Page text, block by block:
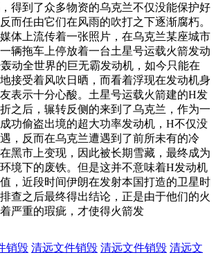
得到了众多物资的乌克兰不仅没能保护好
而任由它们在风雨的吹打之下逐渐腐朽。
体上流传着一张照片，在乌克兰某座城市
辆拖车上停放着一台土星号运载火箭发动
动全世界的巨无霸发动机，如今只能在
接受着风吹日晒，而看着浮现在发动机身
友表示十分心酸。土星号运载火箭建的H发
之后，辗转反侧的来到了乌克兰，作为一
功偷盗出境的超大功率发动机，H不仅没
，反而在乌克兰遭遇到了前所未有的冷
黑市上变现，因此被长期雪藏，最终成为
境下的废铁。但是这并不意味着H发动机
，近段时间伊朗在发射本国打造的卫星时
查之后最终得出结论，正是由于他们的火
严重的瑕疵，才使得火箭发
销毁 清远文件销毁 清远文件销毁 清远文